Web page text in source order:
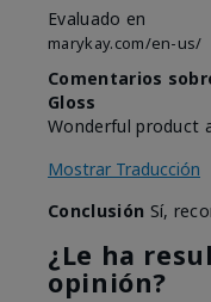
Evaluado en
marykay.com/en-us/
Comentarios
Gloss
Wonderful product
Mostrar Traducción
Conclusión Sí,
¿Le ha
opinión?